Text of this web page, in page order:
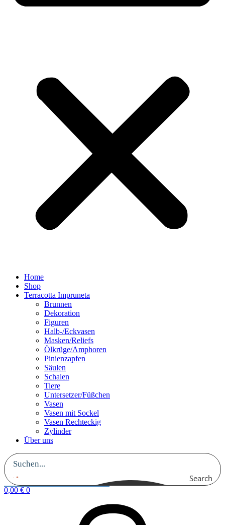
Home
Shop
Terracotta Impruneta
Brunnen
Dekoration
Figuren
Halb-/Eckvasen
Masken/Reliefs
Ölkrüge/Amphoren
Pinienzapfen
Säulen
Schalen
Tiere
Untersetzer/Füßchen
Vasen
Vasen mit Sockel
Vasen Rechteckig
Zylinder
Über uns
Search
0,00 € 0